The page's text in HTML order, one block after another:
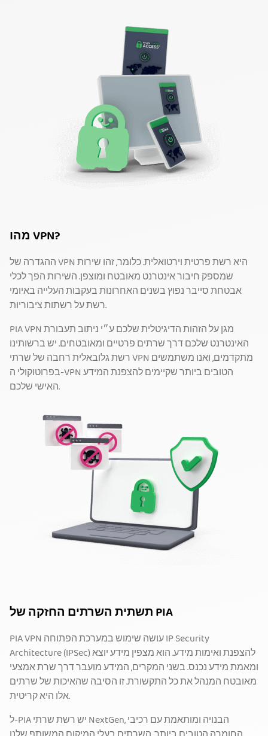
מהו VPN?
ההגדרה של VPN היא רשת פרטית וירטואלית. כלומר, זהו שירות
שמספק חיבור אינטרנט מאובטח ומוצפן. השירות הפך לכלי
אבטחת סייבר נפוץ בשנים האחרונות בעקבות העלייה באיומי
רשת על רשתות ציבוריות.
PIA VPN מגן על הזהות הדיגיטלית שלכם ע״י ניתוב תעבורת
האינטרנט שלכם דרך שרתים פרטיים ומאובטחים. יש ברשותינו
רשת גלובאלית רחבה של שרתי VPN מתקדמים, ואנו משתמשים
בפרוטוקולי ה-VPN הטובים ביותר שקיימים להצפנת המידע
האישי שלכם.
תשתית השרתים החזקה של PIA
PIA VPN עושה שימוש במערכת הפתוחה IP Security
Architecture (IPSec) להצפנת ואימות מידע. הוא מצפין מידע יוצא
ומאמת מידע נכנס. בשני המקרים, המידע מועבר דרך שרת אמצעי
מאובטח המנהל את כל התקשורת. זו הסיבה שהאיכות של שרתים
אלו היא קריטית.
ל-PIA יש רשת שרתי NextGen, הבנויה ומותאמת עם רכיבי